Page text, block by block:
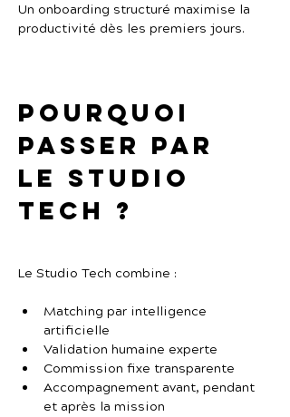
Un onboarding structuré maximise la
productivité dès les premiers jours.
Pourquoi
passer par
Le Studio
Tech ?
Le Studio Tech combine :
Matching par intelligence
artificielle
Validation humaine experte
Commission fixe transparente
Accompagnement avant, pendant
et après la mission